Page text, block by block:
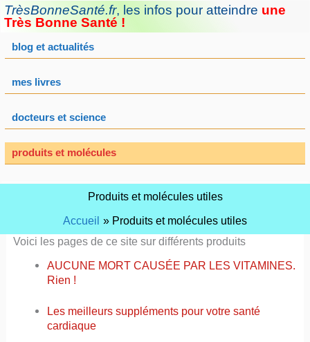
Aller
au
TrèsBonneSanté.fr, les infos pour atteindre une
Très Bonne Santé !
blog et actualités
mes livres
docteurs et science
produits et molécules
Produits et molécules utiles
Accueil
Produits et molécules utiles
Voici les pages de ce site sur différents produits
AUCUNE MORT CAUSÉE PAR LES VITAMINES.
Rien !
Les meilleurs suppléments pour votre santé
cardiaque